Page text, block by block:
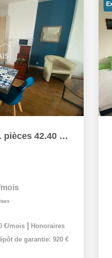
FLERS - Appartement 1 pièces 42.40 m2
€/mois
Honoraires
de garantie: 920 €